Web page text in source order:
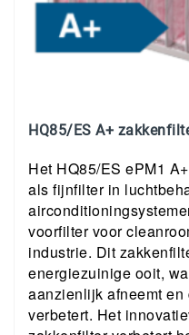
HQ85/ES A+
Het HQ85/ES ePM1
als fijnfilter in
voorfilter voor
industrie. Dit
energiezuinige ooit,
aanzienlijk afneemt
verbetert. Het